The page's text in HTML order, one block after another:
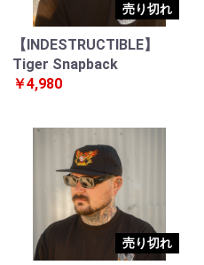
売り切れ
【INDESTRUCTIBLE】
Tiger Snapback
￥4,980
売り切れ